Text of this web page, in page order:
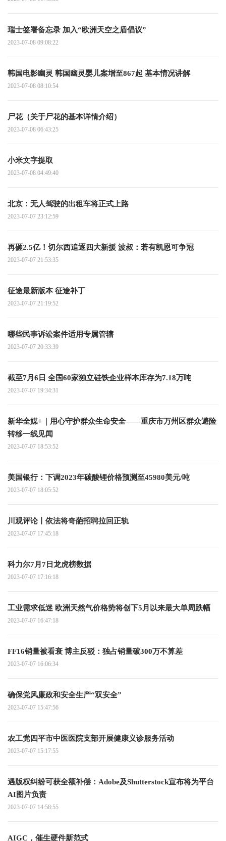
瑞士签署备忘录 加入“欧洲天空之盾倡议”
2023-07-08 09:08:22
韩国电影幽灵 韩国幽灵婴儿案增至867起 基本情况讲解
2023-07-08 08:10:54
尸花（关于尸花的基本详情介绍）
2023-07-08 06:43:25
小米文字提取
2023-07-08 04:49:40
北京：无人驾驶的出租车将正式上路
2023-07-07 23:12:59
再砸2.5亿！切尔西追逐四大新援 波叔：若有凯恩可争冠
2023-07-07 21:53:35
征途最新版本 征途补丁
2023-07-07 21:19:52
哪些民事诉讼案件适用专属管辖
2023-07-07 20:33:39
截至7月6日 全国60家独立硅铁企业样本库存为7.18万吨
2023-07-07 19:34:31
新华全媒+｜用心守护群众生命安全——重庆市万州区群众避险
转移一线见闻
2023-07-07 18:53:52
美国银行：下调2023年碳酸锂价格预测至45980美元/吨
2023-07-07 18:05:52
川观评论丨依法将奇葩招聘拉回正轨
2023-07-07 17:45:18
科力尔7月7日龙虎榜数据
2023-07-07 17:16:18
工业需求低迷 欧洲天然气价格势将创下5月以来最大单周跌幅
2023-07-07 16:47:18
FF16销量被看衰 博主反驳：独占销量破300万不算差
2023-07-07 16:06:34
确保党风廉政和安全生产“双安全”
2023-07-07 15:47:56
农工党四平市中医医院支部开展健康义诊服务活动
2023-07-07 15:17:55
遇版权纠纷可获全额补偿：Adobe及Shutterstock宣布将为平台
AI图片负责
2023-07-07 14:58:55
AIGC，催生硬件新范式